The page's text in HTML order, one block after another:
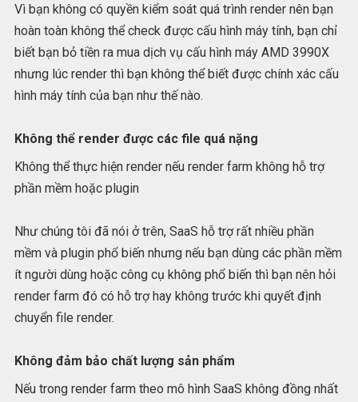
Vì bạn không có quyền kiểm soát quá trình render nên bạn
hoàn toàn không thể check được cấu hình máy tính, bạn chỉ
biết bạn bỏ tiền ra mua dịch vụ cấu hình máy AMD 3990X
nhưng lúc render thì bạn không thể biết được chính xác cấu
hình máy tính của bạn như thế nào.
Không thể render được các file quá nặng
Không thể thực hiện render nếu render farm không hỗ trợ
phần mềm hoặc plugin
Như chúng tôi đã nói ở trên, SaaS hỗ trợ rất nhiều phần
mềm và plugin phổ biến nhưng nếu bạn dùng các phần mềm
ít người dùng hoặc công cụ không phổ biến thì bạn nên hỏi
render farm đó có hỗ trợ hay không trước khi quyết định
chuyển file render.
Không đảm bảo chất lượng sản phẩm
Nếu trong render farm theo mô hình SaaS không đồng nhất